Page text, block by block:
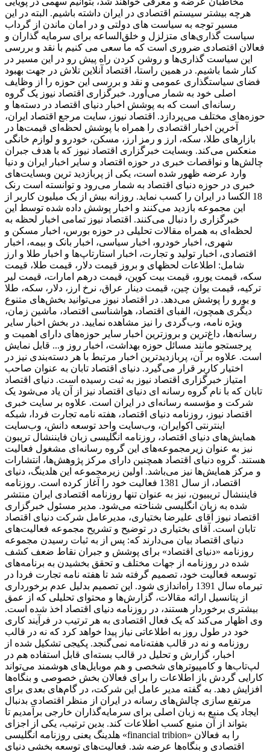
هرچه بیشتر سیستم اقتصادی در ایران داشته باشیم. البته در این
مسیر توجه به سیاست های دولتی و در امان ماندن از گرداب
سیاست گذاری‌های متزلزل و خلق‌الساعه برای سرمایه گذاران و
فعالان اقتصادی ضروری است که ما سعی می کنیم با نقد و بررسی
این سیاست گذاری‌ها و روشن کردن راه پیش رو در این مسیر در
کنار شما باشیم. در همین راستا، اقتصاد آنلاین تلاش در جهت بهبود
فضای سیاستگذاری عمومی و نقد و بررسی این حوزه را از وظایف
اصلی خود به شمار می‌آورد. خبرگزاری اقتصاد نیوز یک گروه
رسانه‌ای است که به پوشش اخبار دنیای اقتصاد در دسته‌ها و
حوزه‌های مختلف می‌پردازد. اقتصاد نیوز، سایت مرجع اقتصاد ایران،
آخرین اخبار اقتصادی را همراه با پوشش لحظه‌ای قیمت‌ها در
بازارهای طلا، سکه، ارز و رمز ارز، مسکن، خودرو و لوازم خانگی
منعکس می‌کند. وبسایت خبرگزاری اقتصاد نیوز که با هدف جبران
چالش‌ها و نواقصات خبری در حوزه اقتصاد و سایر اخبار ایران و دنیا
وارد عرضه ظهور شده است، یکی از پربازدید ترین وبسایت‌های
خبری در حوزه دنیای اقتصاد به شمار می‌رود و توانسته است رنک
18 الکسا در ایران را کسب نماید. روزانه بیش از یک میلیون کاربر از
این مجموعه بازدید می‌کنند و اخبار پوشش داده شده توسط این
خبرگزاری را دنبال می‌کنند. اقتصاد نیوز تمامی اخبار لحظه به
لحظه‌ای به همراه مقالات تحلیلی در حوزه بورس، اخبار مسکن و
شهری، اخبار خودرو، اخبار سیاسی، اخبار بانک و بیمه، اخبار
اقتصادی، اخبار تولید و تجارت، اخبار استارتاپ‌ها و اخبار طلا و ارز
شامل: اطلاعات لحظهای و بروز قیمت دلار، قیمت طلا، قیمت
سکه، قیمت یورو، قیمت بیت کوین، قیمت درهم امارات، قیمت لیر
ترکیه، قیمت یوان چین، قیمت دینار عراق، نرخ ارز، دلار، سکه، طلا
و یورو را پوشش می‌دهد. در اقتصاد نیوز می‌توانید بخش‌های متنوع
دیگری همچون، الفبای اقتصاد، هواشناسی اقتصاد، ماشین زمان،
ویژه نامه، وب‌گردی را نیز مشاهده نمایید. در بخش اخبار سایر
رسانه‌ها، داغ‌ترین و بروزترین اخبار سایر حوزه‌های دارای اهمیت و
پرجستجو مانند مسائل حوزه بهداشت، اخبار روز و... قابل نمایش
است. علاوه بر آن، پربازدیدترین اخبار مرتبط با هر دسته‌بندی نیز در
اختیار کاربر قرار می‌گیرد. دنیای اقتصاد تابان به عنوان صاحب
امتیاز خبرگزاری اقتصاد نیوز به ثبت رسیده است. دنیای اقتصاد
تابان که با نام گروه رسانه ای دنیای اقتصاد نیز از آن یاد می‌شود یک
شرکت و مؤسسه رسانه‌ای در ایران است. علاوه بر سایت خبری
اقتصاد نیوز، روزنامه دنیای اقتصاد، هفته ‌نامه تجارت فردا، شبکه
اینترنتی اکوایران، وب‌سایت واحد توسعه دانش، وب‌سایت
همایش‌های دنیای اقتصاد، روزنامه انگلیسی ‌زبان فایننشال تریبون
نیز به عنوان زیرمجموعه‌های این گروه رسانه‌ای مشغول فعالیت
هستند. گروه دنیای اقتصاد همچنین دارای مرکز پژوهش‌ها، انتشارات
و مرکز همایش‌ها نیز می‌باشد. اولین زیرمجموعه این هلدینگ، دنیای
اقتصاد، از سال 1381 فعالیت خود را آغاز کرده است. روزنامه
فایننشال تریبیون، نیز به عنوان تنها روزنامه اقتصادی ایران منتشر
شده به زبان انگلیسی شناخته می‌شود. مدیر مسئول خبرگزاری
اقتصاد نیوز آقای علیرضا بختیاری، مدیرعامل شرکت دنیای اقتصاد
تابان است. آقای بختیاری در توضیح و تشریح مجموعه فعالیت‌های
دنیای اقتصاد بیان می‌دارند که: پس از به ثبات رسیدن مجموعه
روزنامه «دنیای اقتصاد» برای پوشش و جبران نقاط ضعف کشف
شده در روزنامه از جهات مختلف و تحقق بخشیدن به برنامه‌های
توسعه فعالیت خود، تصمیم گرفته شد تا هفته نامه تجارت فردا در
تیرماه سال 1391 راه‌اندازی شود. این تصمیم بدلیل عدم برخورداری
از پتانسیل ارائه مقالات، گزارش‌ها و محتوای تحلیلی که از عمق
بیشتری برخوردار هستند، در روزنامه دنیای اقتصاد اخذ شده است.
وی اظهار می‌کند که یک فعال اقتصادی به هر ترتیب در فرآیند کاری
خود در طول روز به اطلاعاتی نیاز پیدا خواهد کرد که نه در قالب
روزنامه و نه در قالب هفته‌نامه نمی‌گنجد. پکیجی تشکیل شده از
اخبار، گزارش و تحلیل در قالب بسته‌ای قابل استفاده هم در
لپ‌تاب‌ها و کامپیوترهای شخصی و هم موبایل‌های هوشمند می‌تواند
کارایی گردش باز اطلاعات را برای فعالان بخش خصوصی و بنگاه‌ها
افزایش دهد. به گفته مدیر عامل این شرکت، در گام‌های بعدی برای
مرتفع سازی چالش‌های رسانه در ایران از منظر اقتصادی بدنبال
ایجاد یک منبع به زبان اصلی برای سرمایه‌گذاران خارجی برآمدیم تا
بتواند از آن منبع کسب اطلاعات کند. بدین ترتیب، یکی از اجزای
هلدینگ یعنی روزنامه انگلیسی «financial tribion» را به فعالان
اقتصادی و بنگاه‌ها عرضه شد. فعالیت‌های توسعه بخشی دنیای